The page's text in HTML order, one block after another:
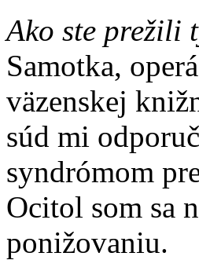
Ako ste prežili
Samotka,
väzenskej
súd mi
syndrómom
Ocitol som sa
ponižovaniu.